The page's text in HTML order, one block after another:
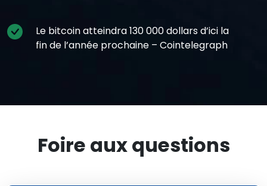
Le bitcoin atteindra 130 000 dollars d’ici la
fin de l’année prochaine – Cointelegraph
Foire aux questions